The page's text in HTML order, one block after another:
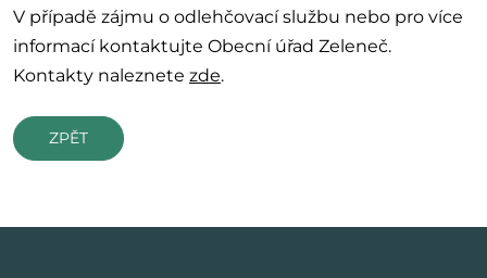
V případě zájmu o odlehčovací službu nebo pro více
informací kontaktujte Obecní úřad Zeleneč.
Kontakty naleznete zde.
ZPĚT